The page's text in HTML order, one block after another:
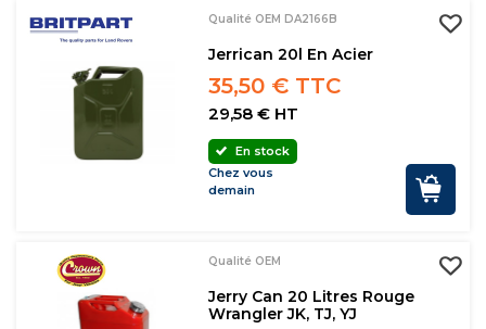
Qualité OEM DA2166B
Jerrican 20l En Acier
35,50 € TTC
29,58 € HT
En stock
Chez vous
demain
Qualité OEM
Jerry Can 20 Litres Rouge
Wrangler JK, TJ, YJ